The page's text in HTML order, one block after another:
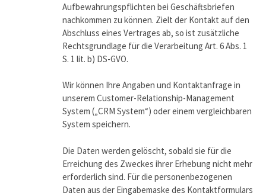
Aufbewahrungspflichten bei Geschäftsbriefen
nachkommen zu können. Zielt der Kontakt auf den
Abschluss eines Vertrages ab, so ist zusätzliche
Rechtsgrundlage für die Verarbeitung Art. 6 Abs. 1
S. 1 lit. b) DS-GVO.
Wir können Ihre Angaben und Kontaktanfrage in
unserem Customer-Relationship-Management
System („CRM System“) oder einem vergleichbaren
System speichern.
Die Daten werden gelöscht, sobald sie für die
Erreichung des Zweckes ihrer Erhebung nicht mehr
erforderlich sind. Für die personenbezogenen
Daten aus der Eingabemaske des Kontaktformulars